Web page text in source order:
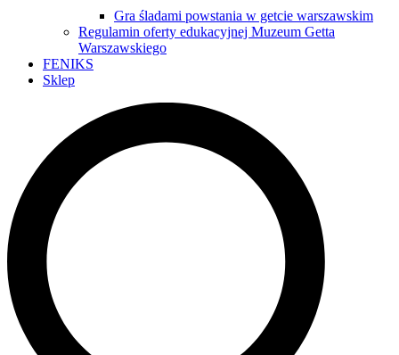
Gra śladami powstania w getcie warszawskim
Regulamin oferty edukacyjnej Muzeum Getta
Warszawskiego
FENIKS
Sklep